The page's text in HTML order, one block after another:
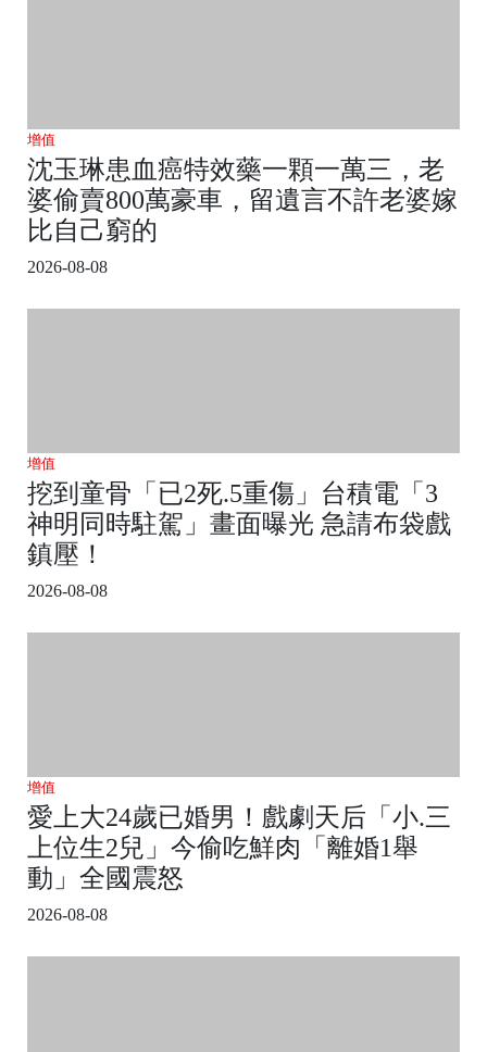
增值
沈玉琳患血癌特效藥一顆一萬三，老
婆偷賣800萬豪車，留遺言不許老婆嫁
比自己窮的
2026-08-08
增值
挖到童骨「已2死.5重傷」台積電「3
神明同時駐駕」畫面曝光 急請布袋戲
鎮壓！
2026-08-08
增值
愛上大24歲已婚男！戲劇天后「小.三
上位生2兒」今偷吃鮮肉「離婚1舉
動」全國震怒
2026-08-08